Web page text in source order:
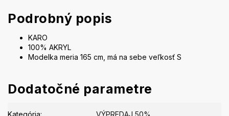
Podrobný popis
KARO
100% AKRYL
Modelka meria 165 cm, má na sebe veľkosť S
Dodatočné parametre
Kategória: VÝPREDAJ 50%